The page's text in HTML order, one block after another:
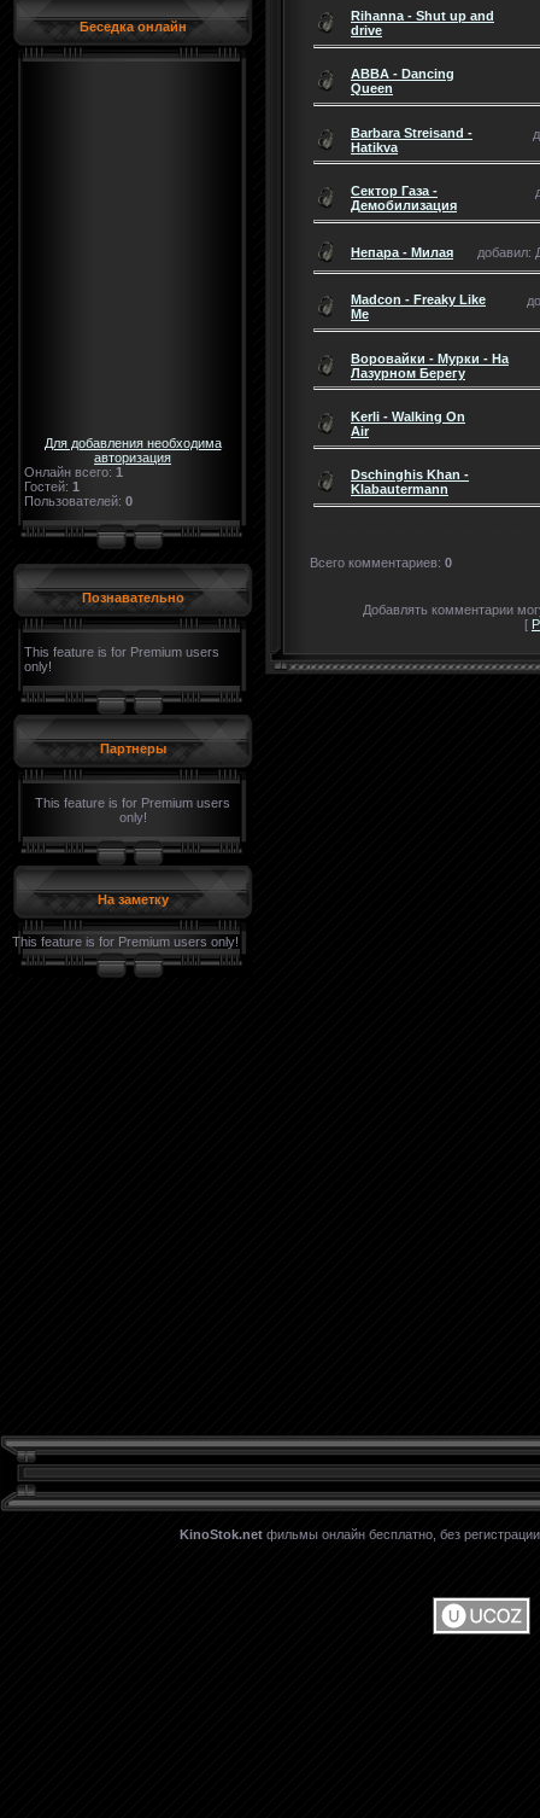
Беседка онлайн
Для добавления необходима
авторизация
Онлайн всего: 1
Гостей: 1
Пользователей: 0
Познавательно
This feature is for Premium users
only!
Партнеры
This feature is for Premium users
only!
На заметку
This feature is for Premium users only!
Rihanna - Shut up and
drive
ABBA - Dancing
Queen
Barbara Streisand -
Hatikva
Сектор Газа -
Демобилизация
Непара - Милая добавил:
Madcon - Freaky Like
Me
Воровайки - Мурки - На
Лазурном Берегу
Kerli - Walking On
Air
Dschinghis Khan -
Klabautermann
Всего комментариев: 0
Добавлять комментарии
[
KinoStok.net фильмы онлайн бесплатно, без